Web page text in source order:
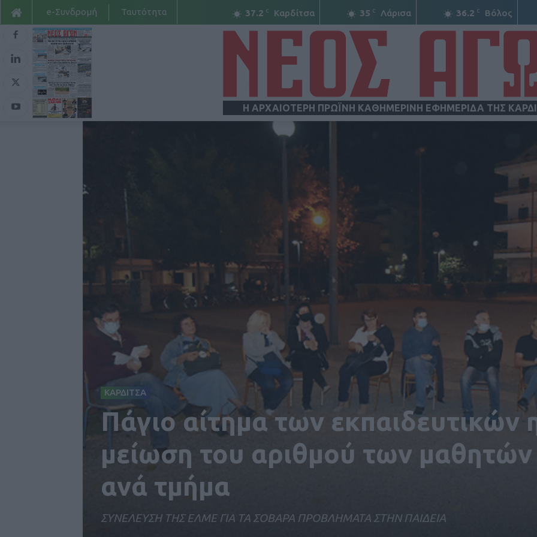
37.2 C Καρδίτσα 35 C Λάρισα 36.2 C Βόλος
e-Συνδρομή Ταυτότητα
Η ΑΡΧΑΙΟΤΕΡΗ ΠΡΩΪΝΗ ΚΑΘΗΜΕΡΙΝΗ ΕΦΗΜΕΡΙΔΑ ΤΗΣ
ΝΕΟΣ
ΚΑΡΔΙΤΣΑ
Πάγιο αίτημα των εκπαιδευτικών
μείωση του αριθμού των μαθητών
ανά τμήμα
ΣΥΝΕΛΕΥΣΗ ΤΗΣ ΕΛΜΕ ΓΙΑ ΤΑ ΣΟΒΑΡΑ ΠΡΟΒΛΗΜΑΤΑ ΣΤΗΝ ΠΑΙΔΕΙΑ